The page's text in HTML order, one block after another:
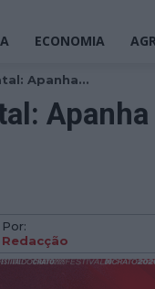
ECONOMIA
Apanha...
Por:
Redacção